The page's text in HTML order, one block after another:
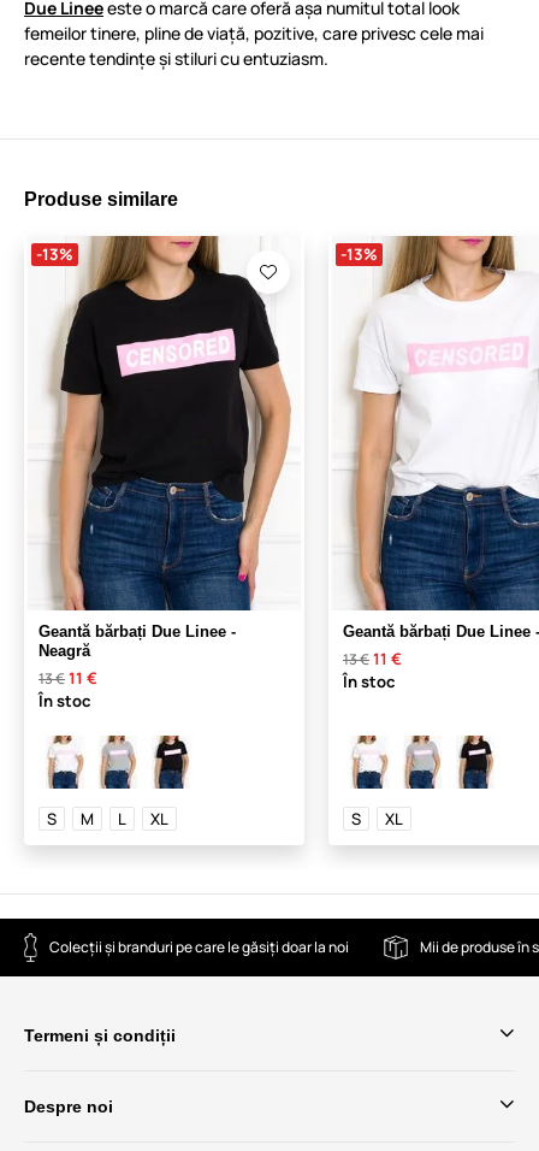
Due Lineeeste o marcă care oferă așa numitul total look
femeilor tinere, pline de viață, pozitive, care privesc cele mai
recente tendințe și stiluri cu entuziasm.
Produse similare
-13%
Geantă bărbați Due Linee -
Neagră
13 €11 €
În stoc
S M L XL
-13%
Geantă bărbați Due Linee
13 €11 €
În stoc
S XL
Colecții și branduri pe care le găsiți doar la noi Mii de produse în
Termeni și condiții
Despre noi